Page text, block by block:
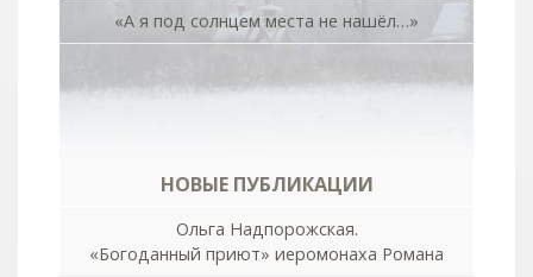
«А я под солнцем места не нашёл…»
НОВЫЕ ПУБЛИКАЦИИ
Ольга Надпорожская.
«Богоданный приют» иеромонаха Романа